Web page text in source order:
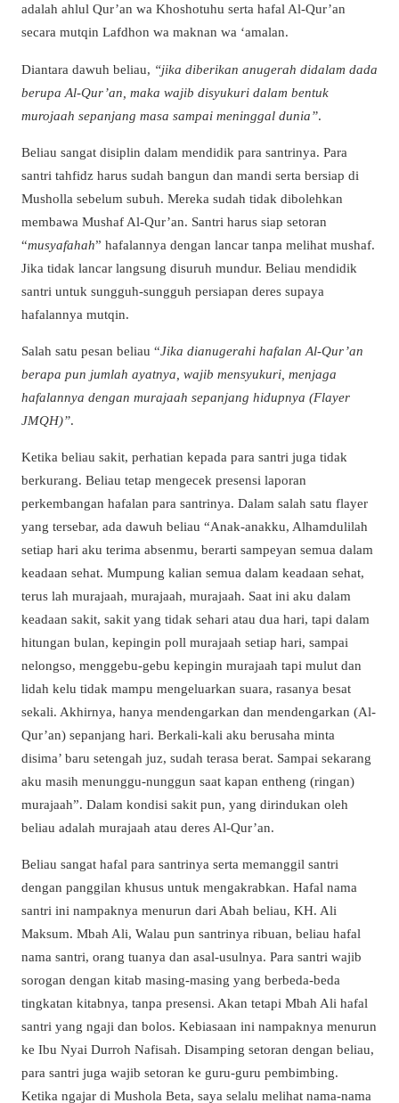
adalah ahlul Qur’an wa Khoshotuhu serta hafal Al-Qur’an
secara mutqin Lafdhon wa maknan wa ‘amalan.
Diantara dawuh beliau, “jika diberikan anugerah didalam dada
berupa Al-Qur’an, maka wajib disyukuri dalam bentuk
murojaah sepanjang masa sampai meninggal dunia”.
Beliau sangat disiplin dalam mendidik para santrinya. Para
santri tahfidz harus sudah bangun dan mandi serta bersiap di
Musholla sebelum subuh. Mereka sudah tidak dibolehkan
membawa Mushaf Al-Qur’an. Santri harus siap setoran
“musyafahah” hafalannya dengan lancar tanpa melihat mushaf.
Jika tidak lancar langsung disuruh mundur. Beliau mendidik
santri untuk sungguh-sungguh persiapan deres supaya
hafalannya mutqin.
Salah satu pesan beliau “Jika dianugerahi hafalan Al-Qur’an
berapa pun jumlah ayatnya, wajib mensyukuri, menjaga
hafalannya dengan murajaah sepanjang hidupnya (Flayer
JMQH)”.
Ketika beliau sakit, perhatian kepada para santri juga tidak
berkurang. Beliau tetap mengecek presensi laporan
perkembangan hafalan para santrinya. Dalam salah satu flayer
yang tersebar, ada dawuh beliau “Anak-anakku, Alhamdulilah
setiap hari aku terima absenmu, berarti sampeyan semua dalam
keadaan sehat. Mumpung kalian semua dalam keadaan sehat,
terus lah murajaah, murajaah, murajaah. Saat ini aku dalam
keadaan sakit, sakit yang tidak sehari atau dua hari, tapi dalam
hitungan bulan, kepingin poll murajaah setiap hari, sampai
nelongso, menggebu-gebu kepingin murajaah tapi mulut dan
lidah kelu tidak mampu mengeluarkan suara, rasanya besat
sekali. Akhirnya, hanya mendengarkan dan mendengarkan (Al-
Qur’an) sepanjang hari. Berkali-kali aku berusaha minta
disima’ baru setengah juz, sudah terasa berat. Sampai sekarang
aku masih menunggu-nunggun saat kapan entheng (ringan)
murajaah”. Dalam kondisi sakit pun, yang dirindukan oleh
beliau adalah murajaah atau deres Al-Qur’an.
Beliau sangat hafal para santrinya serta memanggil santri
dengan panggilan khusus untuk mengakrabkan. Hafal nama
santri ini nampaknya menurun dari Abah beliau, KH. Ali
Maksum. Mbah Ali, Walau pun santrinya ribuan, beliau hafal
nama santri, orang tuanya dan asal-usulnya. Para santri wajib
sorogan dengan kitab masing-masing yang berbeda-beda
tingkatan kitabnya, tanpa presensi. Akan tetapi Mbah Ali hafal
santri yang ngaji dan bolos. Kebiasaan ini nampaknya menurun
ke Ibu Nyai Durroh Nafisah. Disamping setoran dengan beliau,
para santri juga wajib setoran ke guru-guru pembimbing.
Ketika ngajar di Mushola Beta, saya selalu melihat nama-nama